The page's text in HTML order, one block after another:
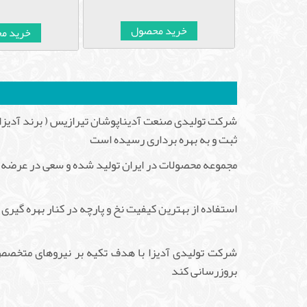
خرید خرید محصول
ثبت و به بهره برداری رسیده است
مجموعه محصولات در ایران تولید شده و سعی در عرضه
استفاده از بهترین کیفیت نخ و پارچه در کنار بهره
شرکت تولیدی آدیزا با هدف تکیه بر نیروهای
بروزرسانی کند